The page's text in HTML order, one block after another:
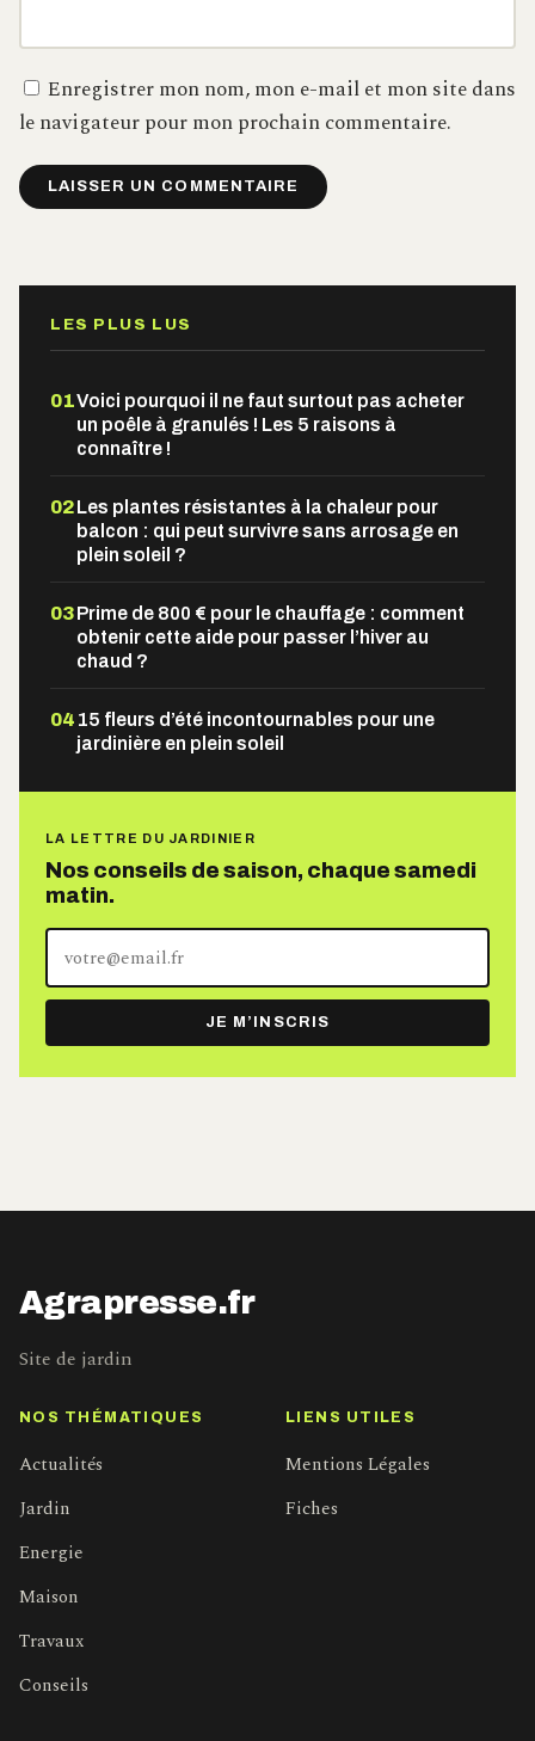
Enregistrer mon nom, mon e-mail et mon site dans
le navigateur pour mon prochain commentaire.
LES PLUS LUS
01Voici pourquoi il ne faut surtout pas acheter
un poêle à granulés ! Les 5 raisons à
connaître !
02Les plantes résistantes à la chaleur pour
balcon : qui peut survivre sans arrosage en
plein soleil ?
03Prime de 800 € pour le chauffage : comment
obtenir cette aide pour passer l’hiver au
chaud ?
04 15 fleurs d’été incontournables pour une
jardinière en plein soleil
LA LETTRE DU JARDINIER
Nos conseils de saison, chaque samedi
matin.
Votre
adresse
e-
mail
JE M’INSCRIS
Agrapresse.fr
Site de jardin
NOS THÉMATIQUES
Actualités
Jardin
Energie
Maison
Travaux
Conseils
LIENS UTILES
Mentions Légales
Fiches